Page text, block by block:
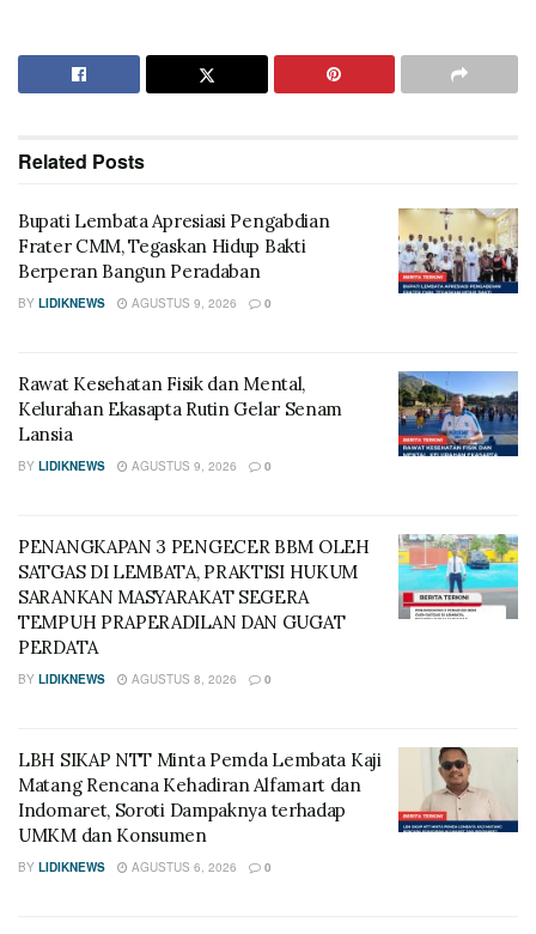
Related Posts
Bupati Lembata Apresiasi Pengabdian
Frater CMM, Tegaskan Hidup Bakti
Berperan Bangun Peradaban
BY LIDIKNEWS AGUSTUS 9, 2026 0
Rawat Kesehatan Fisik dan Mental,
Kelurahan Ekasapta Rutin Gelar Senam
Lansia
BY LIDIKNEWS AGUSTUS 9, 2026 0
PENANGKAPAN 3 PENGECER BBM OLEH
SATGAS DI LEMBATA, PRAKTISI HUKUM
SARANKAN MASYARAKAT SEGERA
TEMPUH PRAPERADILAN DAN GUGAT
PERDATA
BY LIDIKNEWS AGUSTUS 8, 2026 0
LBH SIKAP NTT Minta Pemda Lembata Kaji
Matang Rencana Kehadiran Alfamart dan
Indomaret, Soroti Dampaknya terhadap
UMKM dan Konsumen
BY LIDIKNEWS AGUSTUS 6, 2026 0